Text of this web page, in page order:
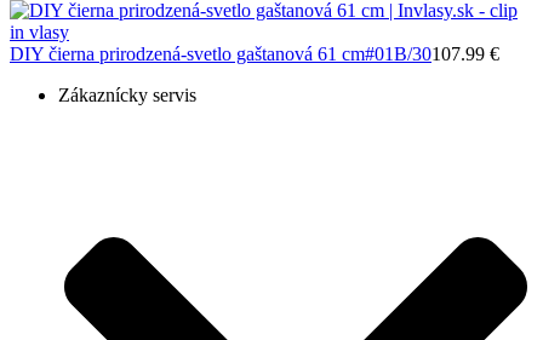
DIY čierna prirodzená-svetlo gaštanová 61 cm#01B/30107.99 €
Zákaznícky servis